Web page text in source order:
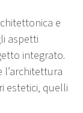
e
aspetti
integrato.
l’architettura
estetici, quelli